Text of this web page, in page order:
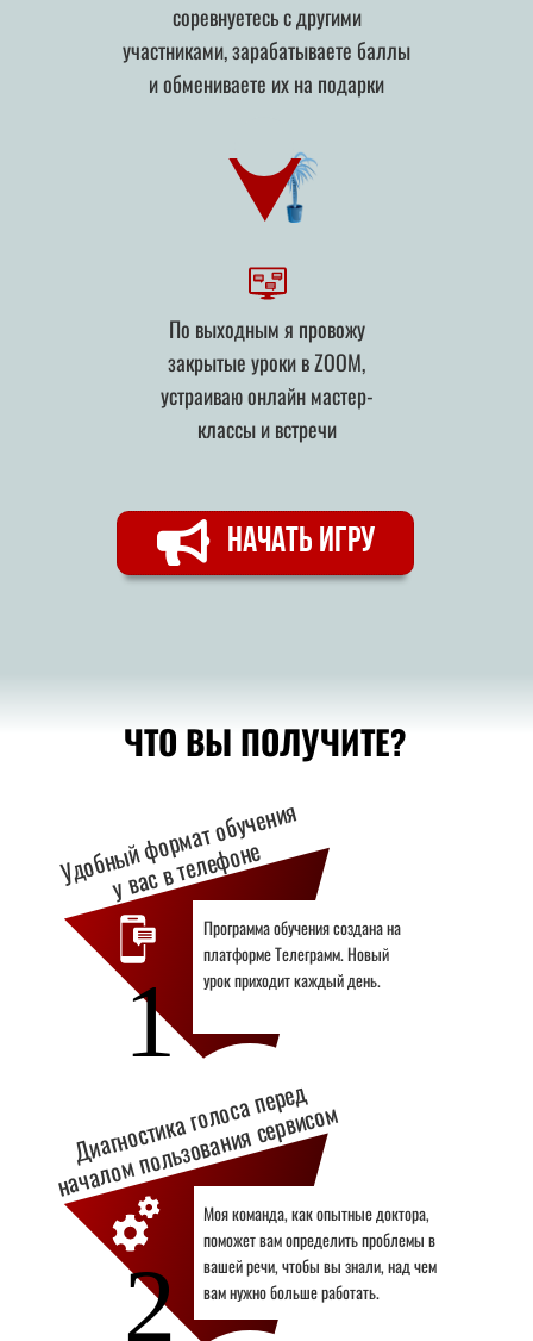
соревнуетесь с другими
участниками, зарабатываете баллы
и обмениваете их на подарки
По выходным я провожу
закрытые уроки в ZOOM,
устраиваю онлайн мастер-
классы и встречи
НАЧАТЬ ИГРУ
ЧТО ВЫ ПОЛУЧИТЕ?
Удобный формат обучения
у вас в телефоне
Д
и
аг
н
о
ст
и
к
а г
о
л
о
с
а
п
е
р
е
д
н
а
ч
а
л
о
м
п
о
л
ь
з
о
в
а
н
и
я
с
е
р
в
и
с
о
м
Моя команда, как опытные доктора,
поможет вам определить проблемы в
вашей речи, чтобы вы знали, над чем
вам нужно больше работать.
Программа обучения создана на
платформе Телеграмм. Новый
урок приходит каждый день.
1
2